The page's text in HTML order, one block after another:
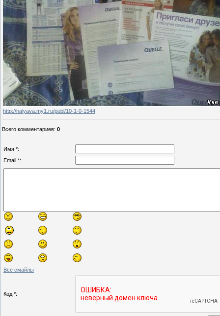
http://halyava.my1.ru/publ/10-1-0-1544
Всего комментариев: 0
Имя *:
Email *:
Все смайлы
Код *: